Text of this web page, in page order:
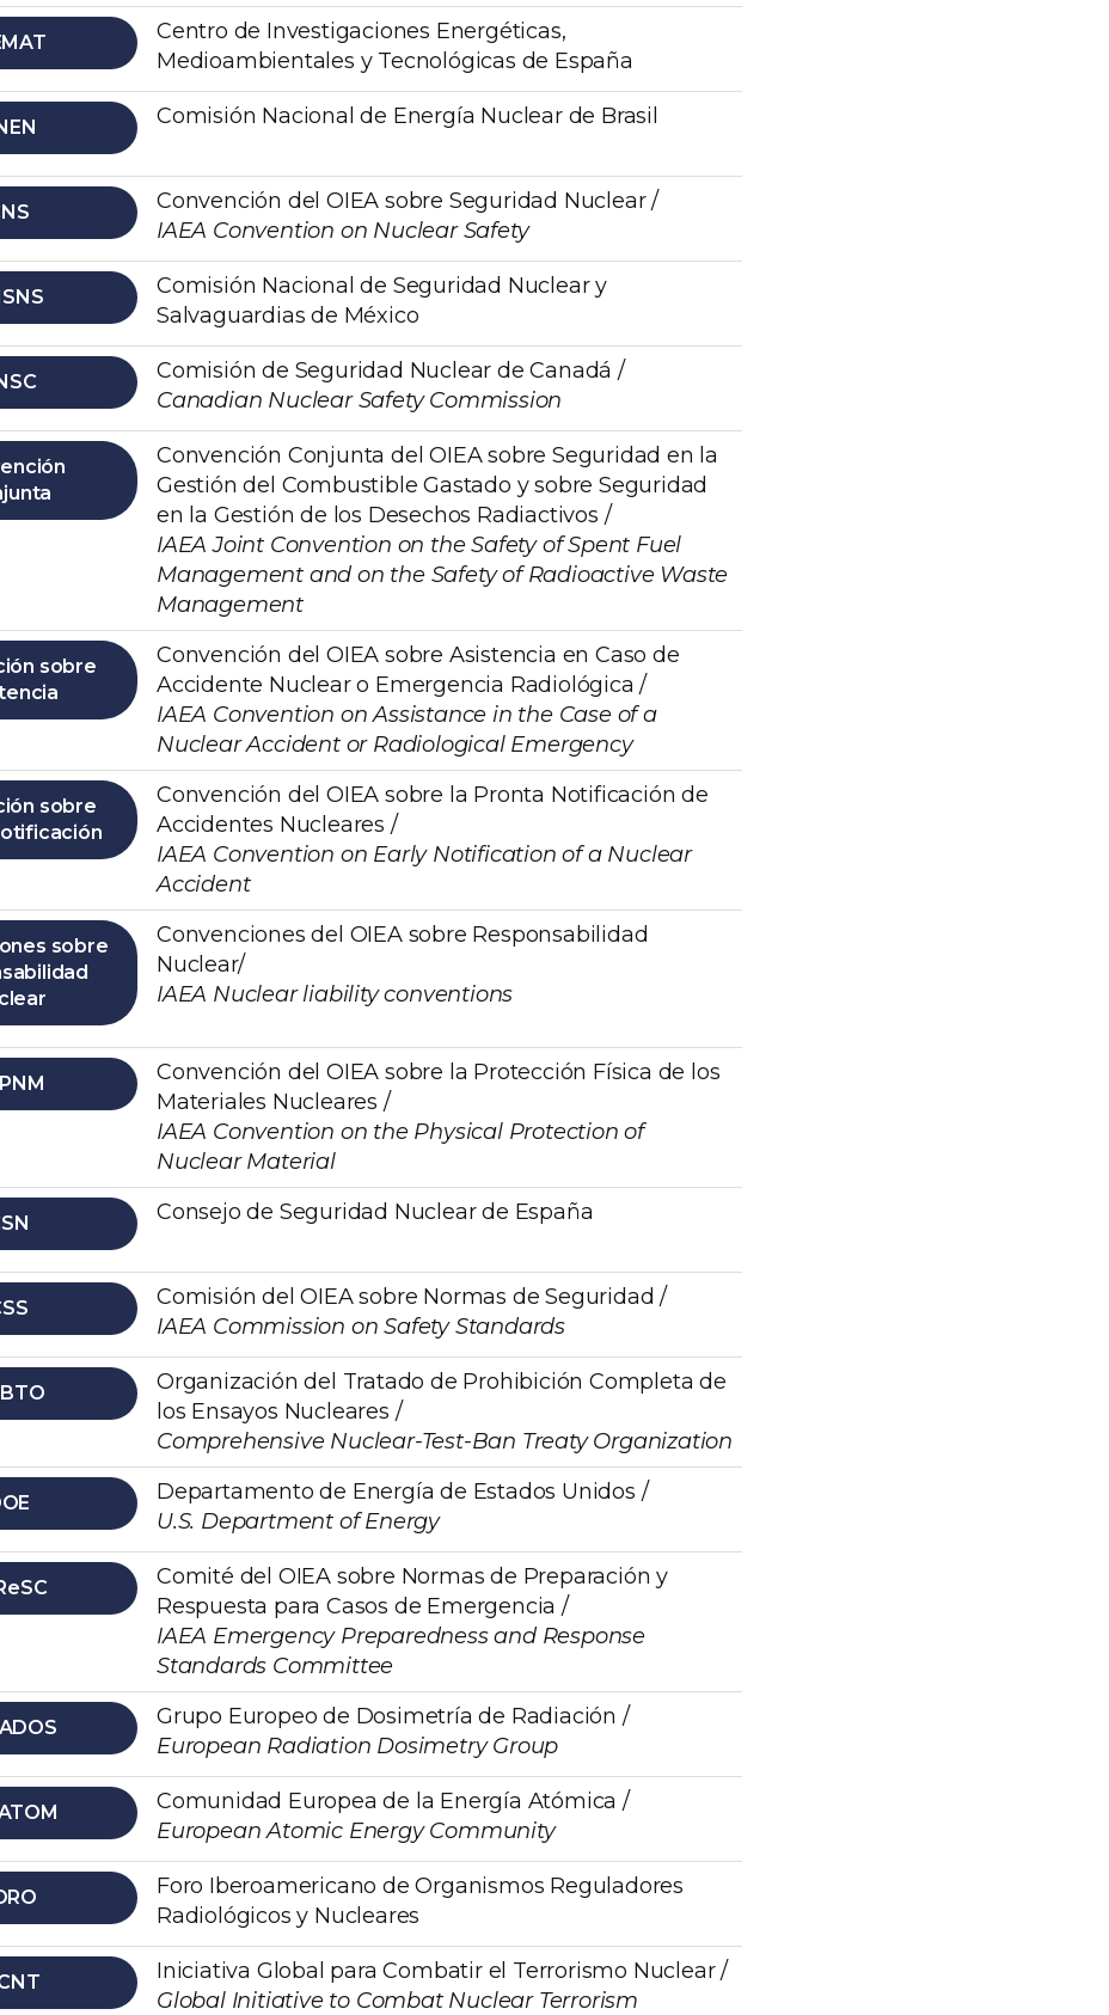
Centro de Investigaciones Energéticas,
Medioambientales y Tecnológicas de España
Comisión Nacional de Energía Nuclear de Brasil
Convención del OIEA sobre Seguridad Nuclear /
IAEA Convention on Nuclear Safety
Comisión Nacional de Seguridad Nuclear y
Salvaguardias de México
Comisión de Seguridad Nuclear de Canadá /
Canadian Nuclear Safety Commission
Convención Conjunta del OIEA sobre Seguridad en la
Gestión del Combustible Gastado y sobre Seguridad
en la Gestión de los Desechos Radiactivos /
IAEA Joint Convention on the Safety of Spent Fuel
Management and on the Safety of Radioactive Waste
Management
sobre
Convención del OIEA sobre Asistencia en Caso de
Accidente Nuclear o Emergencia Radiológica /
IAEA Convention on Assistance in the Case of a
Nuclear Accident or Radiological Emergency
sobre
Convención del OIEA sobre la Pronta Notificación de
Accidentes Nucleares /
IAEA Convention on Early Notification of a Nuclear
Accident
sobre
Convenciones del OIEA sobre Responsabilidad
Nuclear/
IAEA Nuclear liability conventions
Convención del OIEA sobre la Protección Física de los
Materiales Nucleares /
IAEA Convention on the Physical Protection of
Nuclear Material
Consejo de Seguridad Nuclear de España
Comisión del OIEA sobre Normas de Seguridad /
IAEA Commission on Safety Standards
Organización del Tratado de Prohibición Completa de
los Ensayos Nucleares /
Comprehensive Nuclear-Test-Ban Treaty Organization
Departamento de Energía de Estados Unidos /
U.S. Department of Energy
Comité del OIEA sobre Normas de Preparación y
Respuesta para Casos de Emergencia /
IAEA Emergency Preparedness and Response
Standards Committee
Grupo Europeo de Dosimetría de Radiación /
European Radiation Dosimetry Group
Comunidad Europea de la Energía Atómica /
European Atomic Energy Community
Foro Iberoamericano de Organismos Reguladores
Radiológicos y Nucleares
Iniciativa Global para Combatir el Terrorismo Nuclear /
Global Initiative to Combat Nuclear Terrorism